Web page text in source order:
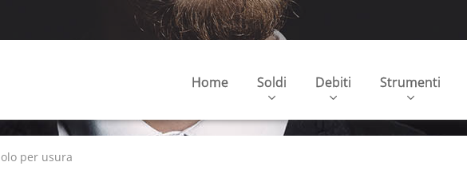
Home Soldi Debiti Strumenti
per usura